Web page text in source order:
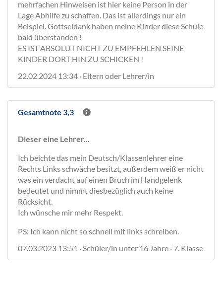
mehrfachen Hinweisen ist hier keine Person in der
Lage Abhilfe zu schaffen. Das ist allerdings nur ein
Beispiel. Gottseidank haben meine Kinder diese Schule
bald überstanden !
ES IST ABSOLUT NICHT ZU EMPFEHLEN SEINE
KINDER DORT HIN ZU SCHICKEN !
22.02.2024 13:34 · Eltern oder Lehrer/in
Gesamtnote 3,3
Dieser eine Lehrer...
Ich beichte das mein Deutsch/Klassenlehrer eine
Rechts Links schwäche besitzt, außerdem weiß er nicht
was ein verdacht auf einen Bruch im Handgelenk
bedeutet und nimmt diesbezüglich auch keine
Rücksicht.
Ich wünsche mir mehr Respekt.
PS: Ich kann nicht so schnell mit links schreiben.
07.03.2023 13:51 · Schüler/in unter 16 Jahre · 7. Klasse